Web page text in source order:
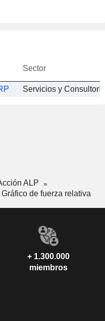
Sector
ALP
Gráfico de fuerza relativa
+ 1.300.000
miembros